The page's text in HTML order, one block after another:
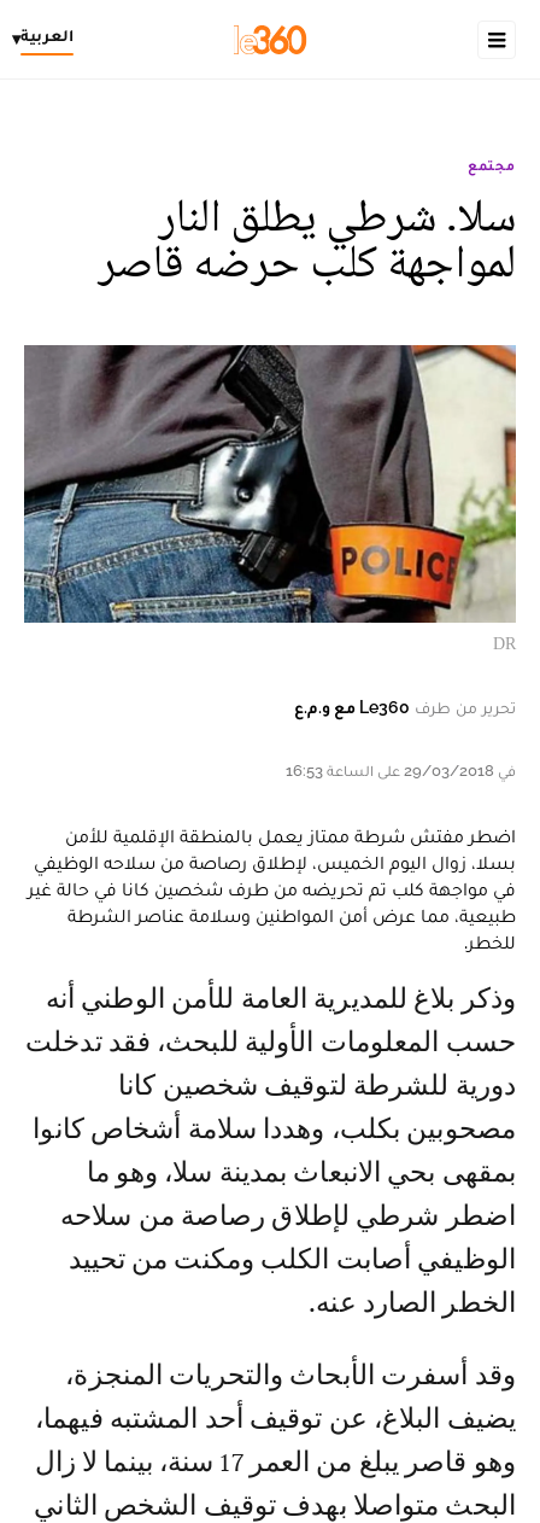
العربية▾
مجتمع
سلا. شرطي يطلق النار
لمواجهة كلب حرضه قاصر
DR
تحرير من طرف Le360 مع و.م.ع
في 29/03/2018 على الساعة 16:53
اضطر مفتش شرطة ممتاز يعمل بالمنطقة الإقلمية للأمن
بسلا، زوال اليوم الخميس، لإطلاق رصاصة من سلاحه الوظيفي
في مواجهة كلب تم تحريضه من طرف شخصين كانا في حالة غير
طبيعية، مما عرض أمن المواطنين وسلامة عناصر الشرطة
للخطر.
وذكر بلاغ للمديرية العامة للأمن الوطني أنه
حسب المعلومات الأولية للبحث، فقد تدخلت
دورية للشرطة لتوقيف شخصين كانا
مصحوبين بكلب، وهددا سلامة أشخاص كانوا
بمقهى بحي الانبعاث بمدينة سلا، وهو ما
اضطر شرطي لإطلاق رصاصة من سلاحه
الوظيفي أصابت الكلب ومكنت من تحييد
الخطر الصارد عنه.
وقد أسفرت الأبحاث والتحريات المنجزة،
يضيف البلاغ، عن توقيف أحد المشتبه فيهما،
وهو قاصر يبلغ من العمر 17 سنة، بينما لا زال
البحث متواصلا بهدف توقيف الشخص الثاني